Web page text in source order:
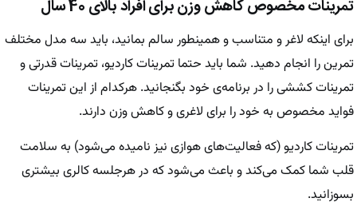
تمرینات مخصوص کاهش وزن برای افراد بالای 40 سال
برای اینکه لاغر و متناسب و همینطور سالم بمانید، باید سه مدل مختلف
تمرین را انجام دهید. شما باید حتما تمرینات کاردیو، تمرینات قدرتی و
تمرینات کششی را در برنامه‌ی خود بگنجانید. هرکدام از این تمرینات
فواید مخصوص به خود را برای لاغری و کاهش وزن دارند.
تمرینات کاردیو (که فعالیت‌های هوازی نیز نامیده می‌شود) به سلامت
قلب شما کمک می‌کند و باعث می‌شود که در هرجلسه کالری بیشتری
بسوزانید.